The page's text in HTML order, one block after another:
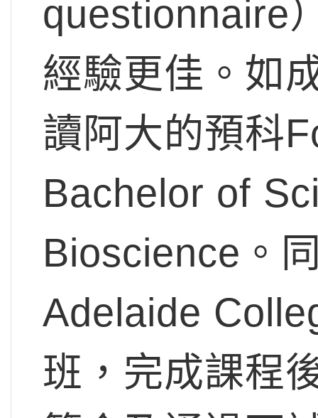
questionnaire
經驗更佳。如
讀阿大的預科
Bachelor of
Bioscience。
Adelaide
班，完成課程